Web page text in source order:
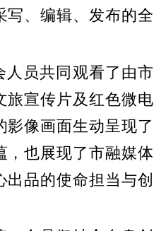
写、编辑、发布的全
人员共同观看了由市
旅宣传片及红色微电
影像画面生动呈现了
，也展现了市融媒体
品的使命担当与创